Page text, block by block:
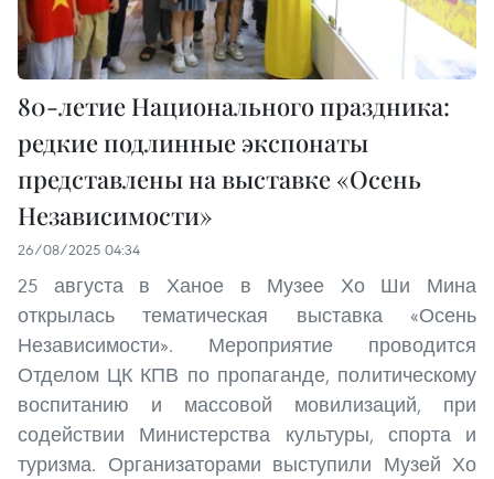
80-летие Национального праздника:
редкие подлинные экспонаты
представлены на выставке «Осень
Независимости»
26/08/2025 04:34
25 августа в Ханое в Музее Хо Ши Мина
открылась тематическая выставка «Осень
Независимости». Мероприятие проводится
Отделом ЦК КПВ по пропаганде, политическому
воспитанию и массовой мовилизаций, при
содействии Министерства культуры, спорта и
туризма. Организаторами выступили Музей Хо